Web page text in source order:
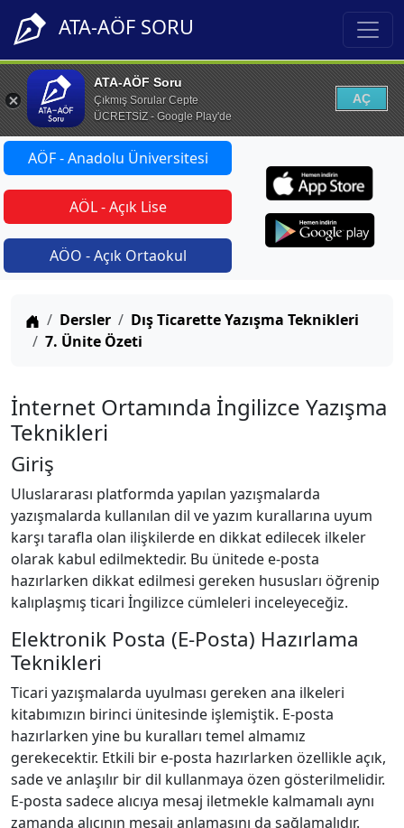
ATA-AÖF SORU
ATA-AÖF Soru
Çıkmış Sorular Cepte
ÜCRETSİZ - Google Play'de
AÇ
AÖF - Anadolu Üniversitesi
AÖL - Açık Lise
AÖO - Açık Ortaokul
Anasayfa
Dersler
Dış Ticarette Yazışma Teknikleri
7. Ünite Özeti
İnternet Ortamında İngilizce Yazışma
Teknikleri
Giriş
Uluslararası platformda yapılan yazışmalarda
yazışmalarda kullanılan dil ve yazım kurallarına uyum
karşı tarafla olan ilişkilerde en dikkat edilecek ilkeler
olarak kabul edilmektedir. Bu ünitede e‐posta
hazırlarken dikkat edilmesi gereken hususları öğrenip
kalıplaşmış ticari İngilizce cümleleri inceleyeceğiz.
Elektronik Posta (E-Posta) Hazırlama
Teknikleri
Ticari yazışmalarda uyulması gereken ana ilkeleri
kitabımızın birinci ünitesinde işlemiştik. E‐posta
hazırlarken yine bu kuralları temel almamız
gerekecektir. Etkili bir e‐posta hazırlarken özellikle açık,
sade ve anlaşılır bir dil kullanmaya özen gösterilmelidir.
E‐posta sadece alıcıya mesaj iletmekle kalmamalı aynı
zamanda alıcının mesajı anlamasını da sağlamalıdır.